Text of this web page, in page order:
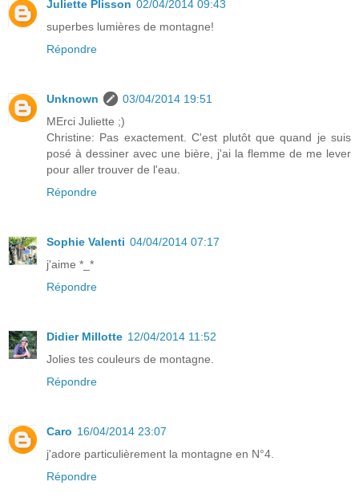
Juliette Plisson 02/04/2014 09:43
superbes lumières de montagne!
Répondre
Unknown
03/04/2014 19:51
MErci Juliette ;)
Christine: Pas exactement. C'est plutôt que quand je suis
posé à dessiner avec une bière, j'ai la flemme de me lever
pour aller trouver de l'eau.
Répondre
Sophie Valenti 04/04/2014 07:17
j'aime *_*
Répondre
Didier Millotte 12/04/2014 11:52
Jolies tes couleurs de montagne.
Répondre
Caro 16/04/2014 23:07
j'adore particulièrement la montagne en N°4.
Répondre